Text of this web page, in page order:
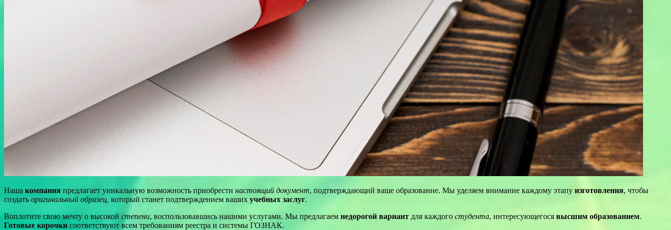
Наша компания предлагает уникальную возможность приобрести настоящий документ, подтверждающий ваше образование. Мы уделяем внимание каждому этапу изготовления, чтобы
создать оригинальный образец, который станет подтверждением ваших учебных заслуг.
Воплотите свою мечту о высокой степени, воспользовавшись нашими услугами. Мы предлагаем недорогой вариант для каждого студента, интересующегося высшим образованием.
Готовые корочки соответствуют всем требованиям реестра и системы ГОЗНАК.